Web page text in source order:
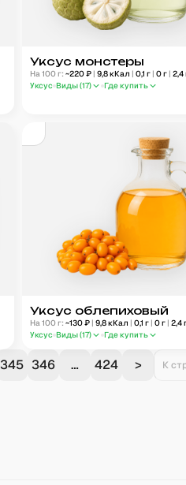
Уксус монстеры
На 100 г: ~220₽ | 9,8кКал | 0,1 г | 0г | 2,4
Уксус Виды (17) Где купить
Уксус облепиховый
На 100 г: ~130₽ | 9,8кКал | 0,1 г | 0г | 2,4
Уксус Виды (17) Где купить
345 346 … 424 > К